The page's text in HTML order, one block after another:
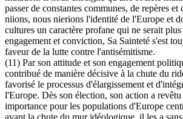
passer de constantes communes, de repères
niions, nous nierions l'identité de l'Europe et
cultures un caractère profane qui ne serait
engagement et conviction, Sa Sainteté s'est
faveur de la lutte contre l'antisémitisme.
(11) Par son attitude et son engagement
contribué de manière décisive à la chute du
favorisé le processus d'élargissement et
l'Europe. Dès son élection, son action a
importance pour les populations d'Europe
avant la chute du mur idéologique, il les a sans